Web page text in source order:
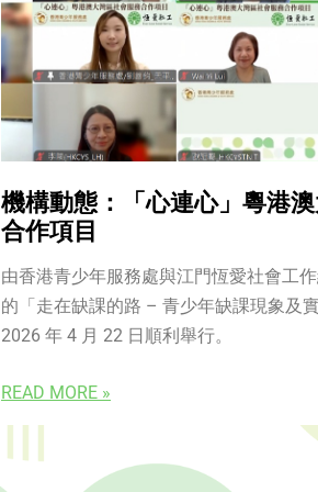
機構動態：「心連心」粵港
合作項目
由香港青少年服務處與江門恆愛社會工
的「走在缺課的路 – 青少年缺課現象及
2026 年 4 月 22 日順利舉行。
READ MORE »